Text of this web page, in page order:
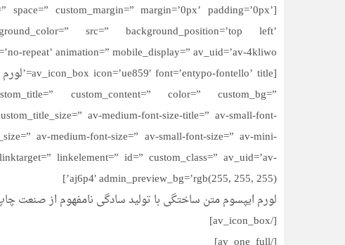
custom_margin=” margin=’0px’ padding=’0px’
src=” background_position=’top left’
repeat’ animation=” mobile_display=” av_uid=’av-4kliwo’]
custom_content=” color=” custom_bg=”
av-medium-font-size-title=” av-small-font-
av-medium-font-size=” av-small-font-size=” av-mini-
linkelement=” id=” custom_class=” av_uid=’av-
aj6p4′ admin_preview_bg=’rgb(255, 255, 255)’]
لورم ایپسوم متن ساختگی با تولید سادگی نامفهوم از صنعت
[/av_icon_box]